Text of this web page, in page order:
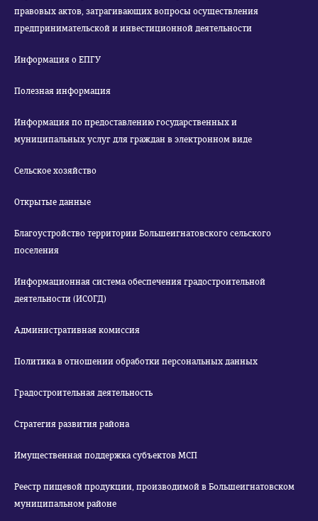
правовых актов, затрагивающих вопросы осуществления
предпринимательской и инвестиционной деятельности
Информация о ЕПГУ
Полезная информация
Информация по предоставлению государственных и
муниципальных услуг для граждан в электронном виде
Сельское хозяйство
Открытые данные
Благоустройство территории Большеигнатовского сельского
поселения
Информационная система обеспечения градостроительной
деятельности (ИСОГД)
Административная комиссия
Политика в отношении обработки персональных данных
Градостроительная деятельность
Стратегия развития района
Имущественная поддержка субъектов МСП
Реестр пищевой продукции, производимой в Большеигнатовском
муниципальном районе